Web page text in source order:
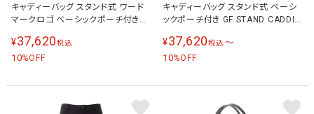
キャディーバッグ スタンド式 ワード
マークロゴ ベーシックポーチ付き
ャディバッグ ネイビー×ホワイト
13517850
¥37,620税込
10%OFF
キャディーバッグ スタンド式 ベーシ
ックポーチ付き GF STAND CADDIE
¥37,620税込 〜
10%OFF